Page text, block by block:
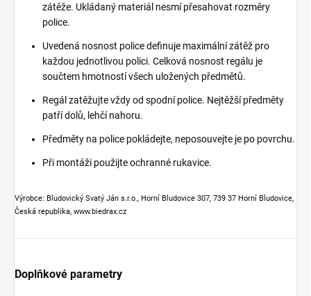
zátěže. Ukládaný materiál nesmí přesahovat rozměry
police.
Uvedená nosnost police definuje maximální zátěž pro
každou jednotlivou polici. Celková nosnost regálu je
součtem hmotností všech uložených předmětů.
Regál zatěžujte vždy od spodní police. Nejtěžší předměty
patří dolů, lehčí nahoru.
Předměty na police pokládejte, neposouvejte je po povrchu.
Při montáži použijte ochranné rukavice.
Výrobce: Bludovický Svatý Ján s.r.o., Horní Bludovice 307, 739 37 Horní Bludovice,
Česká republika, www.biedrax.cz
Doplňkové parametry